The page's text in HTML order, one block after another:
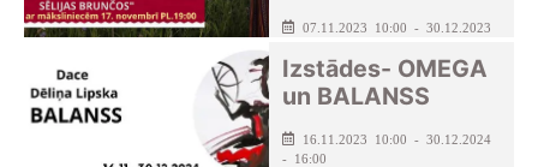
07.11.2023 10:00 - 30.12.2023
Seces pagasta kultūras nams
Izstādes- OMEGA
un BALANSS
16.11.2023 10:00 - 30.12.2024
- 16:00